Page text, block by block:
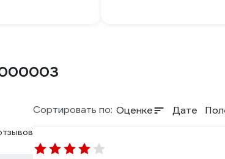
Сортировать по: Оценке Дате